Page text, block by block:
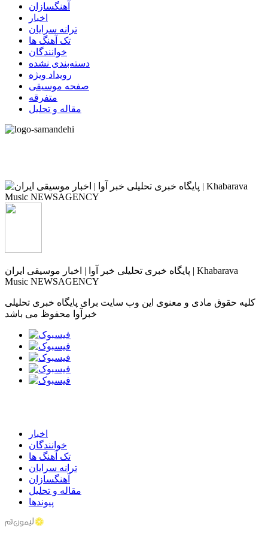
آهنگسازان
اخبار
ترانه سرایان
تک آهنگ ها
خوانندگان
دسته‌بندی نشده
رویداد ویژه
صفحه موسیقی
متفرقه
مقاله و تحلیل
پایگاه خبری تحلیلی خبر آوا | اخبار موسیقی ایران | Khabarava
Music NEWSAGENCY
کلیه حقوق مادی و معنوی این وب سایت برای پایگاه خبری تحلیلی
خبرآوا محفوظ می باشد
اخبار
خوانندگان
تک آهنگ ها
ترانه سرایان
آهنگسازان
مقاله و تحلیل
پیوندها